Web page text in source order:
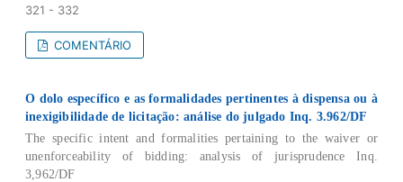
321 - 332
COMENTÁRIO
O dolo específico e as formalidades pertinentes à dispensa ou à
inexigibilidade de licitação: análise do julgado Inq. 3.962/DF
The specific intent and formalities pertaining to the waiver or
unenforceability of bidding: analysis of jurisprudence Inq.
3,962/DF